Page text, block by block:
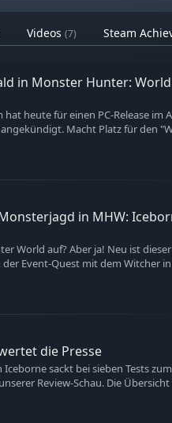
Videos (7) Steam
in Monster Hunter:
heute für einen PC-Release im
Macht Platz für den
in MHW:
World auf? Aber ja! Neu ist
der Event-Quest mit dem Witcher
die Presse
sackt bei sieben Tests
Review-Schau. Die